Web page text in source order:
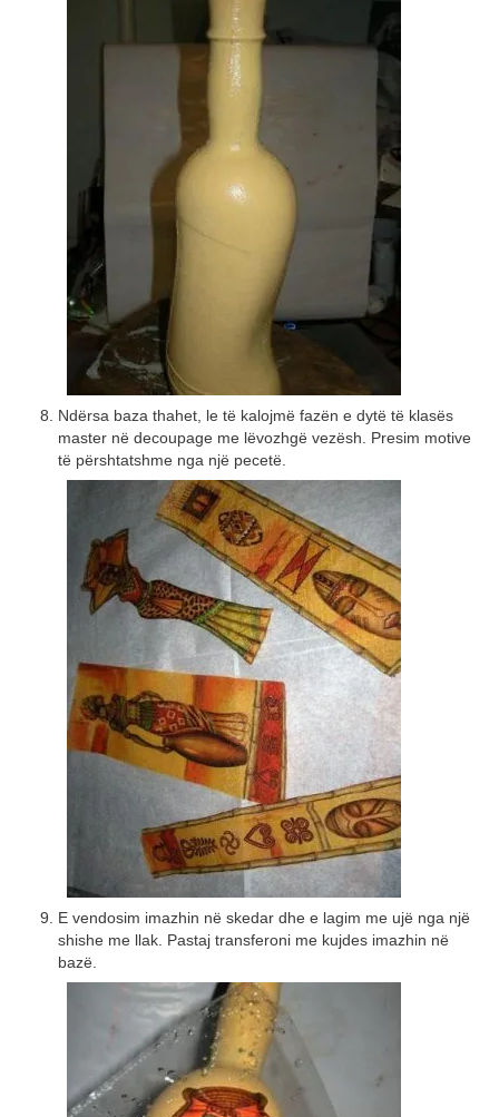
Ndërsa baza thahet, le të kalojmë fazën e dytë të klasës
master në decoupage me lëvozhgë vezësh. Presim motive
të përshtatshme nga një pecetë.
E vendosim imazhin në skedar dhe e lagim me ujë nga një
shishe me llak. Pastaj transferoni me kujdes imazhin në
bazë.